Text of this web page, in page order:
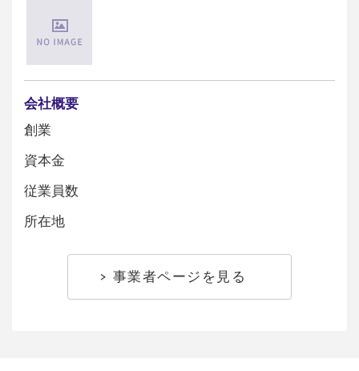
会社概要
創業
資本金
従業員数
所在地
事業者ページを見る